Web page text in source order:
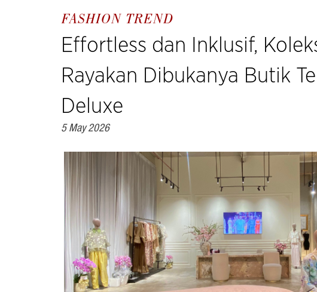
FASHION TREND
Effortless dan Inklusif,
Rayakan Dibukanya Butik
Deluxe
5 May 2026